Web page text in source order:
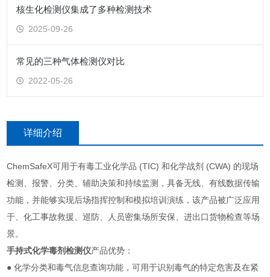
核生化检测仪集成了多种检测技术
2025-09-26
常见的三种气体检测仪对比
2022-05-26
详细介绍
ChemSafeX可用于有毒工业化学品 (TIC) 和化学战剂 (CWA) 的现场
检测、报警、分类、辅助决策和持续监测，具备无线、有线数据传输
功能，并能够实现后场指挥控制和模拟培训演练，该产品被广泛应用
于、化工事故救援、巡防、人员密集场所安保、进出口货物检查等场
景。
手持式化学毒剂检测仪产品优势：
● 化学分类和毒气信息查询功能，可用于识别毒气的特定危害及在紧